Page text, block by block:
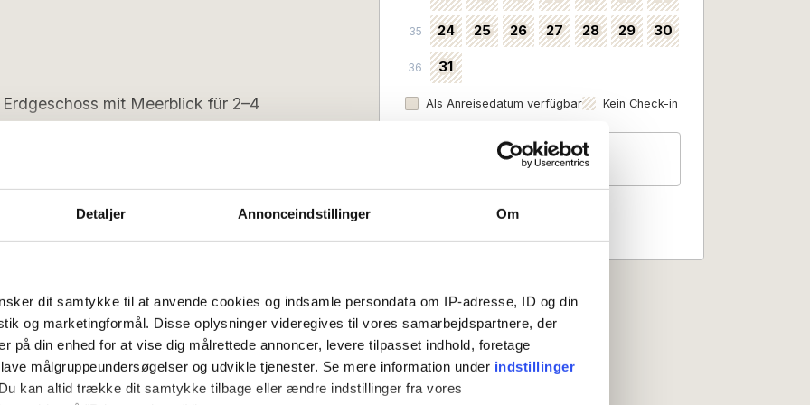
Detaljer Annonceindstillinger Om
dit samtykke til at anvende cookies og indsamle persondata om IP-adresse, ID og din
og marketingformål. Disse oplysninger videregives til vores samarbejdspartnere, der
på din enhed for at vise dig målrettede annoncer, levere tilpasset indhold, foretage
målgruppeundersøgelser og udvikle tjenester. Se mere information under indstillinger
kan altid trække dit samtykke tilbage eller ændre indstillinger fra vores
mit Meerblick für 2–4
dieser Ferienwohnung im Herzen des
und ist wie folgt eingerichtet:
mit zwei Schlafplätzen sowie in
ist: einer mit Essbereich und der
für einen Erwachsenen oder zwei
Sie den herrlichen Blick auf die
2
16:00 Check-out (spätestens): 10:00
35 24 25 26 27 28 29 30
36 31
Als Anreisedatum verfügbar Kein Check-in